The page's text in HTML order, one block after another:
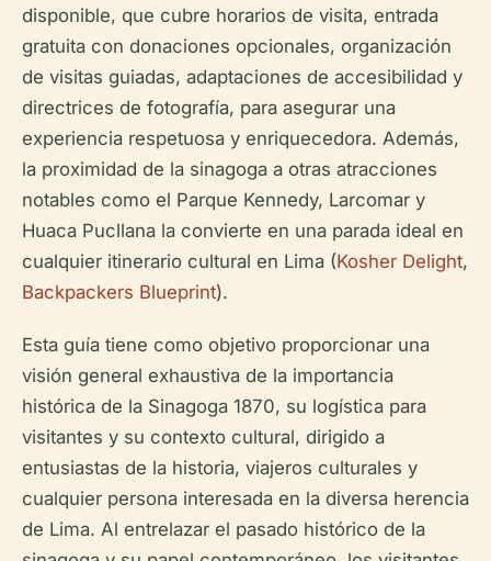
disponible, que cubre horarios de visita, entrada
gratuita con donaciones opcionales, organización
de visitas guiadas, adaptaciones de accesibilidad y
directrices de fotografía, para asegurar una
experiencia respetuosa y enriquecedora. Además,
la proximidad de la sinagoga a otras atracciones
notables como el Parque Kennedy, Larcomar y
Huaca Pucllana la convierte en una parada ideal en
cualquier itinerario cultural en Lima (Kosher Delight,
Backpackers Blueprint).
Esta guía tiene como objetivo proporcionar una
visión general exhaustiva de la importancia
histórica de la Sinagoga 1870, su logística para
visitantes y su contexto cultural, dirigido a
entusiastas de la historia, viajeros culturales y
cualquier persona interesada en la diversa herencia
de Lima. Al entrelazar el pasado histórico de la